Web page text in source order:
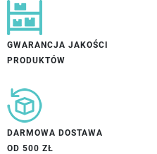
GWARANCJA JAKOŚCI
PRODUKTÓW
DARMOWA DOSTAWA
OD 500 ZŁ